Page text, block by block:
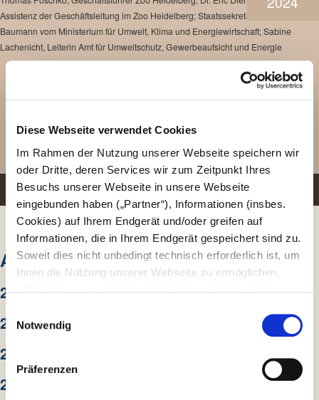
Diese Webseite verwendet Cookies
Im Rahmen der Nutzung unserer Webseite speichern wir
oder Dritte, deren Services wir zum Zeitpunkt Ihres
Besuchs unserer Webseite in unsere Webseite
eingebunden haben („Partner“), Informationen (insbes.
Cookies) auf Ihrem Endgerät und/oder greifen auf
Informationen, die in Ihrem Endgerät gespeichert sind zu.
Soweit dies nicht unbedingt technisch erforderlich ist, um
Ihnen die Nutzung unserer Webseite zu ermöglichen,
Erstellung von Statistiken über die Nutzung unserer
Webseite für uns, aber auch für die Partner zur eigenen
Nutzung. Details hierzu, insbesondere auch zu den
verarbeiteten Kategorien personenbezogener Daten und
i
w
i
Notwendig
Präferenzen
Nachhaltigkeitspreis für den Zoo
Heidelberg
Künftigen Generationen eine lebenswerte Zukunft zu gestalten
Tierwohl umzusetzen, stellen ...
PRESSEMELDUNG WEITERLESEN
ARCHIV
2026
2025
2024
2023